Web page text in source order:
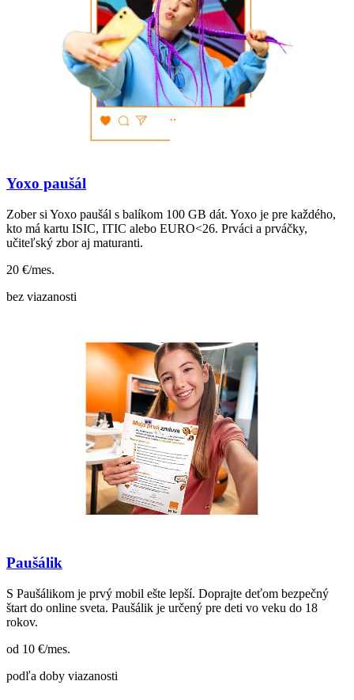
Yoxo paušál
Zober si Yoxo paušál s balíkom 100 GB dát. Yoxo je pre každého,
kto má kartu ISIC, ITIC alebo EURO<26. Prváci a prváčky,
učiteľský zbor aj maturanti.
20 €/mes.
bez viazanosti
Paušálik
S Paušálikom je prvý mobil ešte lepší. Doprajte deťom bezpečný
štart do online sveta. Paušálik je určený pre deti vo veku do 18
rokov.
od 10 €/mes.
podľa doby viazanosti